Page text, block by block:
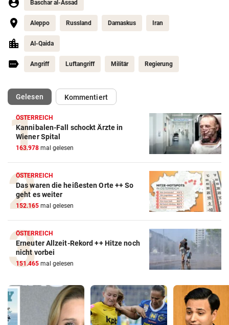
Baschar al-Assad
Aleppo Russland Damaskus Iran
Al-Qaida
Angriff Luftangriff Militär Regierung
Gelesen(ausgewählt)Kommentiert
ÖSTERREICH
Kannibalen-Fall schockt Ärzte in
Wiener Spital
163.978 mal gelesen
ÖSTERREICH
Das waren die heißesten Orte ++ So
geht es weiter
152.165 mal gelesen
ÖSTERREICH
Erneuter Allzeit-Rekord ++ Hitze noch
nicht vorbei
151.465 mal gelesen